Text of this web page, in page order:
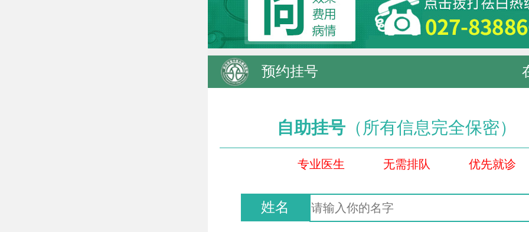
预约挂号
自助挂号 （所有信息完全保密）
专业医生 无需排队 优先就诊
姓名